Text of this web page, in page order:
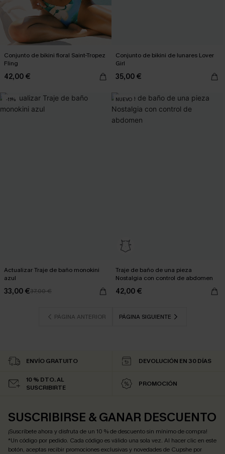
Conjunto de bikini floral Saint-Tropez
Fling
42,00 €
Conjunto de bikini de lunares Lover
Girl
35,00 €
-11%
Actualizar Traje de baño monokini
azul
33,00 €37,00 €
NUEVO
Traje de baño de una pieza
Nostalgia con control de abdomen
42,00 €
PÁGINA ANTERIOR PÁGINA SIGUIENTE
ENVÍO GRATUITO DEVOLUCIÓN EN 30 DÍAS
10 % DTO. AL
SUSCRIBIRTE
PROMOCIÓN
SUSCRIBIRSE & GANAR DESCUENTO
¡Suscríbete ahora y disfruta de un 10 % de descuento sin mínimo de compra!
*Un código por pedido. Cada código es válido una sola vez. Al hacer clic en este
botón, aceptas recibir promociones exclusivas y novedades de Cupshe por